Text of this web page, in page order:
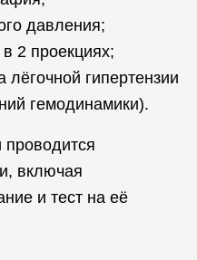
давления;
в 2 проекциях;
гипертензии
гемодинамики).
проводится
включая
и тест на её